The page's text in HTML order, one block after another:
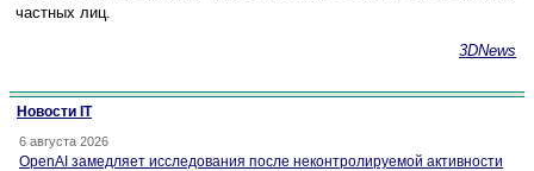
частных лиц.
3DNews
Новости IT
6 августа 2026
OpenAI замедляет исследования после неконтролируемой активности